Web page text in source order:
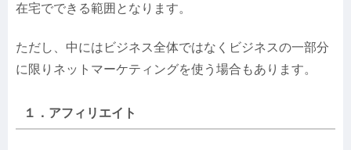
在宅でできる範囲となります。
ただし、中にはビジネス全体ではなくビジネスの一部分
に限りネットマーケティングを使う場合もあります。
１．アフィリエイト